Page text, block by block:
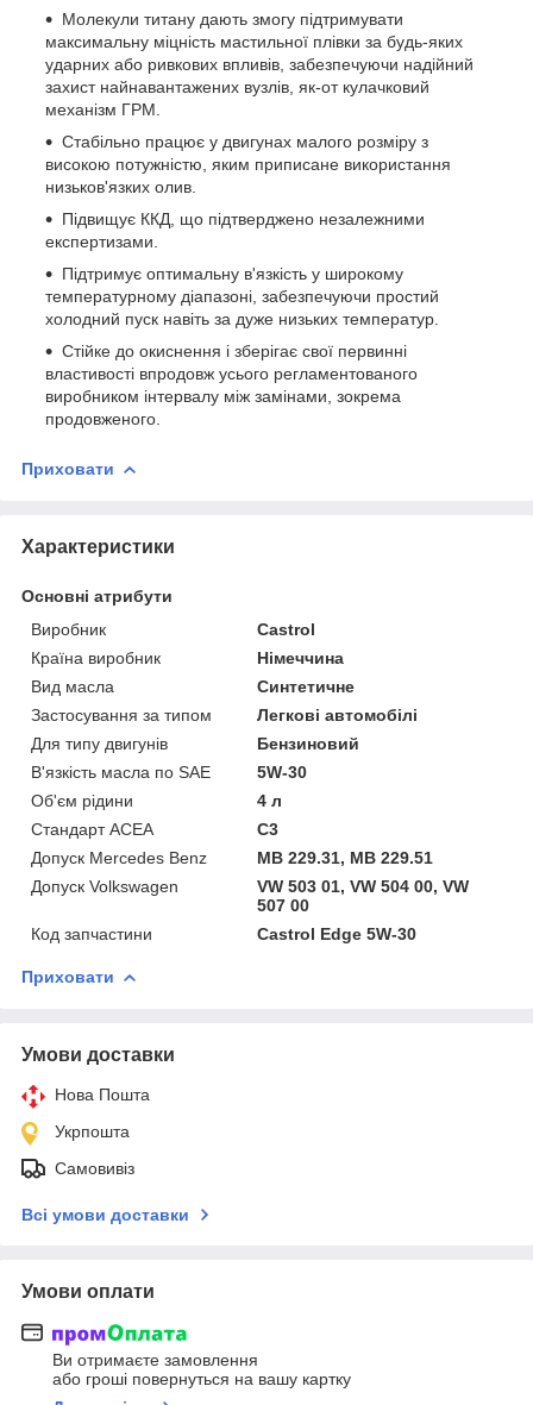
Молекули титану дають змогу підтримувати
максимальну міцність мастильної плівки за будь-яких
ударних або ривкових впливів, забезпечуючи надійний
захист найнавантажених вузлів, як-от кулачковий
механізм ГРМ.
Стабільно працює у двигунах малого розміру з
високою потужністю, яким приписане використання
низьков'язких олив.
Підвищує ККД, що підтверджено незалежними
експертизами.
Підтримує оптимальну в'язкість у широкому
температурному діапазоні, забезпечуючи простий
холодний пуск навіть за дуже низьких температур.
Стійке до окиснення і зберігає свої первинні
властивості впродовж усього регламентованого
виробником інтервалу між замінами, зокрема
продовженого.
Приховати
Характеристики
Основні атрибути
Виробник
Castrol
Країна виробник
Німеччина
Вид масла
Синтетичне
Застосування за типом
Легкові автомобілі
Для типу двигунів
Бензиновий
В'язкість масла по SAE
5W-30
Об'єм рідини
4 л
Стандарт ACEA
C3
Допуск Mercedes Benz
MB 229.31, MB 229.51
Допуск Volkswagen
VW 503 01, VW 504 00, VW
507 00
Код запчастини
Castrol Edge 5W-30
Приховати
Умови доставки
Нова Пошта
Укрпошта
Самовивіз
Всі умови доставки
Умови оплати
Ви отримаєте замовлення
або гроші повернуться на вашу картку